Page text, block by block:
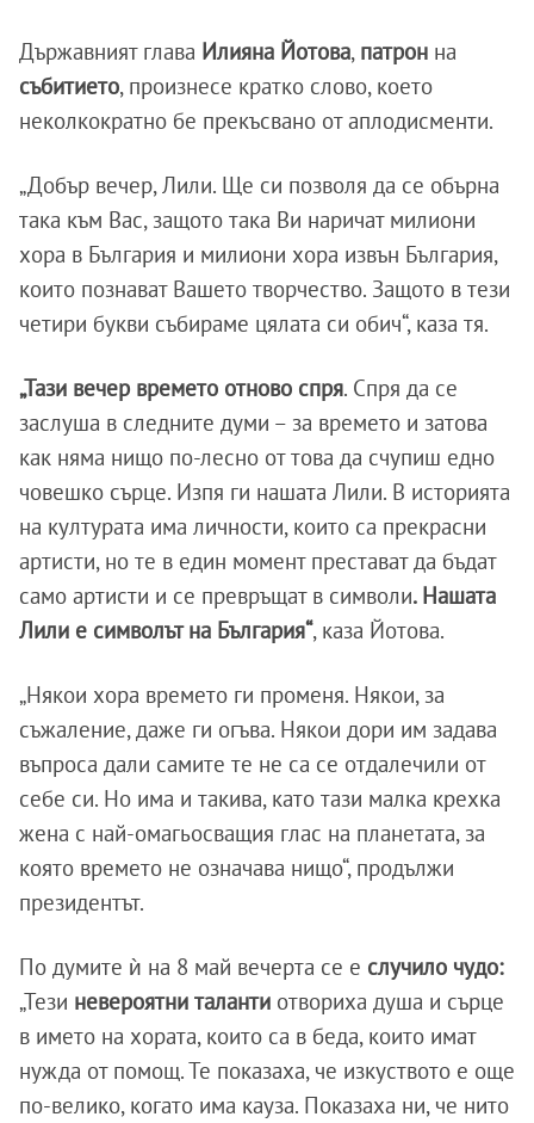
Държавният глава Илияна Йотова, патрон на
събитието, произнесе кратко слово, което
неколкократно бе прекъсвано от аплодисменти.
„Добър вечер, Лили. Ще си позволя да се обърна
така към Вас, защото така Ви наричат милиони
хора в България и милиони хора извън България,
които познават Вашето творчество. Защото в тези
четири букви събираме цялата си обич“, каза тя.
„Тази вечер времето отново спря. Спря да се
заслуша в следните думи – за времето и затова
как няма нищо по-лесно от това да счупиш едно
човешко сърце. Изпя ги нашата Лили. В историята
на културата има личности, които са прекрасни
артисти, но те в един момент престават да бъдат
само артисти и се превръщат в символи. Нашата
Лили е символът на България“, каза Йотова.
„Някои хора времето ги променя. Някои, за
съжаление, даже ги огъва. Някои дори им задава
въпроса дали самите те не са се отдалечили от
себе си. Но има и такива, като тази малка крехка
жена с най-омагьосващия глас на планетата, за
която времето не означава нищо“, продължи
президентът.
По думите ѝ на 8 май вечерта се е случило чудо:
„Тези невероятни таланти отвориха душа и сърце
в името на хората, които са в беда, които имат
нужда от помощ. Те показаха, че изкуството е още
по-велико, когато има кауза. Показаха ни, че нито